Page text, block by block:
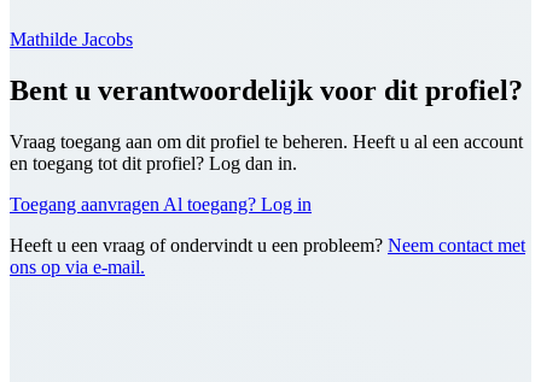
Mathilde Jacobs
Bent u verantwoordelijk voor dit profiel?
Vraag toegang aan om dit profiel te beheren. Heeft u al een account
en toegang tot dit profiel? Log dan in.
Toegang aanvragen Al toegang? Log in
Heeft u een vraag of ondervindt u een probleem? Neem contact met
ons op via e-mail.